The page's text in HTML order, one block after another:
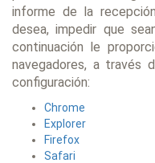
informe de la
desea, impedir que
continuación le
navegadores, a través
configuración:
Chrome
Explorer
Firefox
Safari